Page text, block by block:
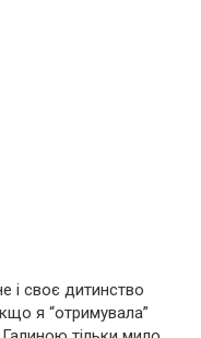
і своє дитинство
я “отримувала”